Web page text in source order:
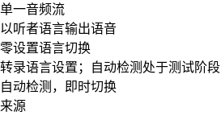
单一音频流
以听者语言输出语音
零设置语言切换
转录语言设置；自动检测处于测试阶段
自动检测，即时切换
来源